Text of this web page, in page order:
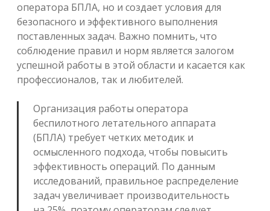
оператора БПЛА, но и создает условия для
безопасного и эффективного выполнения
поставленных задач. Важно помнить, что
соблюдение правил и норм является залогом
успешной работы в этой области и касается как
профессионалов, так и любителей.
Организация работы оператора
беспилотного летательного аппарата
(БПЛА) требует четких методик и
осмысленного подхода, чтобы повысить
эффективность операций. По данным
исследований, правильное распределение
задач увеличивает производительность